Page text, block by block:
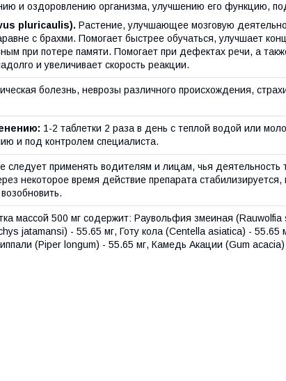
и оздоровлению организма, улучшению его функцию,
pluricaulis). Растение, улучшающее мозговую
с брахми. Помогает быстрее обучаться, улучшает
при потере памяти. Помогает при дефектах речи, а
и увеличивает скорость реакции.
болезнь, неврозы различного происхождения,
1-2 таблетки 2 раза в день с теплой водой или
и под контролем специалиста.
следует применять водителям и лицам, чья деятельность
некоторое время действие препарата
массой 500 мг содержит: Раувольфия змеиная (Rauwolfia
jatamansi) - 55.65 мг, Готу кола (Centella asiatica) - 55.65
(Piper longum) - 55.65 мг, Камедь Акации (Gum acacia)